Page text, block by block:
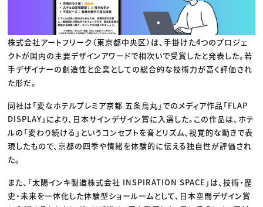
株式会社アートフリーク（東京都中央区）は、手掛けた4つのプロジェ
クトが国内の主要デザインアワードで相次いで受賞したと発表した。若
手デザイナーの創造性と企業としての総合的な技術力が高く評価され
た形だ。
同社は「変なホテルプレミア京都 五条烏丸」でのメディア作品「FLAP
DISPLAY」により、日本サインデザイン賞に入選した。この作品は、ホテ
ルの「変わり続ける」というコンセプトを音とリズム、視覚的な動きで表
現したもので、京都の四季や情緒を体験的に伝える独自性が評価され
た。
また、「太陽インキ製造株式会社 INSPIRATION SPACE」は、技術・歴
史・未来を一体化した体験型ショールームとして、日本空間デザイン賞